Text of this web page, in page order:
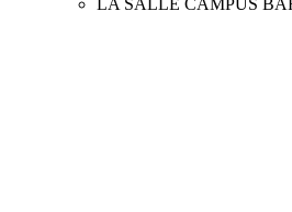
LA SALLE CAMPUS